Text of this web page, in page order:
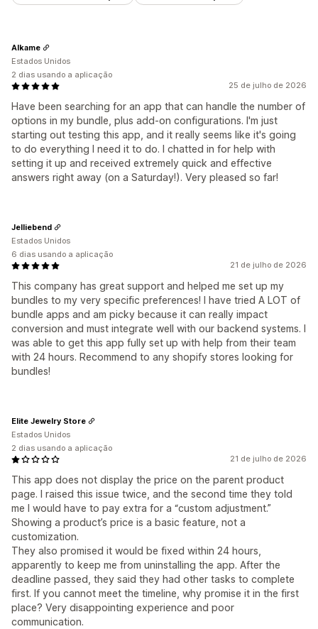
25 de julho de 2026
Have been searching for an app that can handle the number of
options in my bundle, plus add-on configurations. I'm just
starting out testing this app, and it really seems like it's going
to do everything I need it to do. I chatted in for help with
setting it up and received extremely quick and effective
answers right away (on a Saturday!). Very pleased so far!
Alkame
Estados Unidos
2 dias usando a aplicação
21 de julho de 2026
This company has great support and helped me set up my
bundles to my very specific preferences! I have tried A LOT of
bundle apps and am picky because it can really impact
conversion and must integrate well with our backend systems. I
was able to get this app fully set up with help from their team
with 24 hours. Recommend to any shopify stores looking for
bundles!
Jelliebend
Estados Unidos
6 dias usando a aplicação
21 de julho de 2026
This app does not display the price on the parent product
page. I raised this issue twice, and the second time they told
me I would have to pay extra for a “custom adjustment.”
Showing a product’s price is a basic feature, not a
customization.
They also promised it would be fixed within 24 hours,
apparently to keep me from uninstalling the app. After the
deadline passed, they said they had other tasks to complete
first. If you cannot meet the timeline, why promise it in the first
place? Very disappointing experience and poor
communication.
Elite Jewelry Store
Estados Unidos
2 dias usando a aplicação